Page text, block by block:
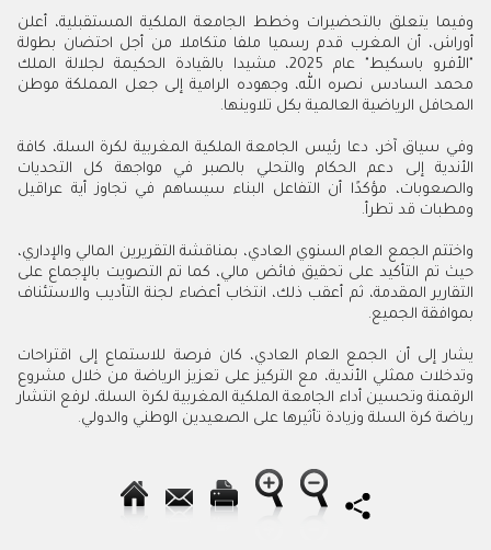
وفيما يتعلق بالتحضيرات وخطط الجامعة الملكية المستقبلية، أعلن
أوراش، أن المغرب قدم رسميا ملفا متكاملا من أجل احتضان بطولة
"الأفرو باسكيط" عام 2025، مشيدا بالقيادة الحكيمة لجلالة الملك
محمد السادس نصره الله، وجهوده الرامية إلى جعل المملكة موطن
المحافل الرياضية العالمية بكل تلاوينها.
وفي سياق آخر، دعا رئيس الجامعة الملكية المغربية لكرة السلة، كافة
الأندية إلى دعم الحكام والتحلي بالصبر في مواجهة كل التحديات
والصعوبات، مؤكدًا أن التفاعل البناء سيساهم في تجاوز أية عراقيل
ومطبات قد تطرأ.
واختتم الجمع العام السنوي العادي، بمناقشة التقريرين المالي والإداري،
حيث تم التأكيد على تحقيق فائض مالي، كما تم التصويت بالإجماع على
التقارير المقدمة، ثم أعقب ذلك، انتخاب أعضاء لجنة التأديب والاستئناف
بموافقة الجميع.
يشار إلى أن الجمع العام العادي، كان فرصة للاستماع إلى اقتراحات
وتدخلات ممثلي الأندية، مع التركيز على تعزيز الرياضة من خلال مشروع
الرقمنة وتحسين أداء الجامعة الملكية المغربية لكرة السلة، لرفع انتشار
رياضة كرة السلة وزيادة تأثيرها على الصعيدين الوطني والدولي.